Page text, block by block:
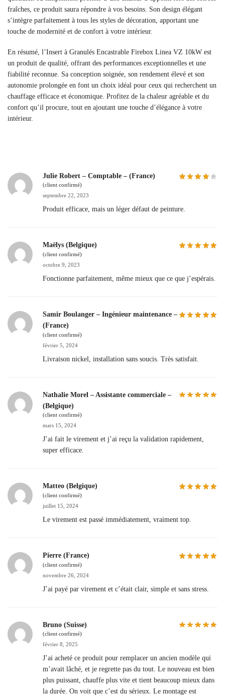
fraîches, ce produit saura répondre à vos besoins. Son design élégant
s’intègre parfaitement à tous les styles de décoration, apportant une
touche de modernité et de confort à votre intérieur.
En résumé, l’Insert à Granulés Encastrable Firebox Linea VZ 10kW est
un produit de qualité, offrant des performances exceptionnelles et une
fiabilité reconnue. Sa conception soignée, son rendement élevé et son
autonomie prolongée en font un choix idéal pour ceux qui recherchent un
chauffage efficace et économique. Profitez de la chaleur agréable et du
confort qu’il procure, tout en ajoutant une touche d’élégance à votre
intérieur.
Julie Robert – Comptable – (France)
(client confirmé)
septembre 22, 2023
Produit efficace, mais un léger défaut de peinture.
Maëlys (Belgique)
(client confirmé)
octobre 9, 2023
Fonctionne parfaitement, même mieux que ce que j’espérais.
Samir Boulanger – Ingénieur maintenance –
(France)
(client confirmé)
février 5, 2024
Livraison nickel, installation sans soucis. Très satisfait.
Nathalie Morel – Assistante commerciale –
(Belgique)
(client confirmé)
mars 15, 2024
J’ai fait le virement et j’ai reçu la validation rapidement,
super efficace.
Matteo (Belgique)
(client confirmé)
juillet 15, 2024
Le virement est passé immédiatement, vraiment top.
Pierre (France)
(client confirmé)
novembre 26, 2024
J’ai payé par virement et c’était clair, simple et sans stress.
Bruno (Suisse)
(client confirmé)
février 8, 2025
J’ai acheté ce produit pour remplacer un ancien modèle qui
m’avait lâché, et je regrette pas du tout. Le nouveau est bien
plus puissant, chauffe plus vite et tient beaucoup mieux dans
la durée. On voit que c’est du sérieux. Le montage est